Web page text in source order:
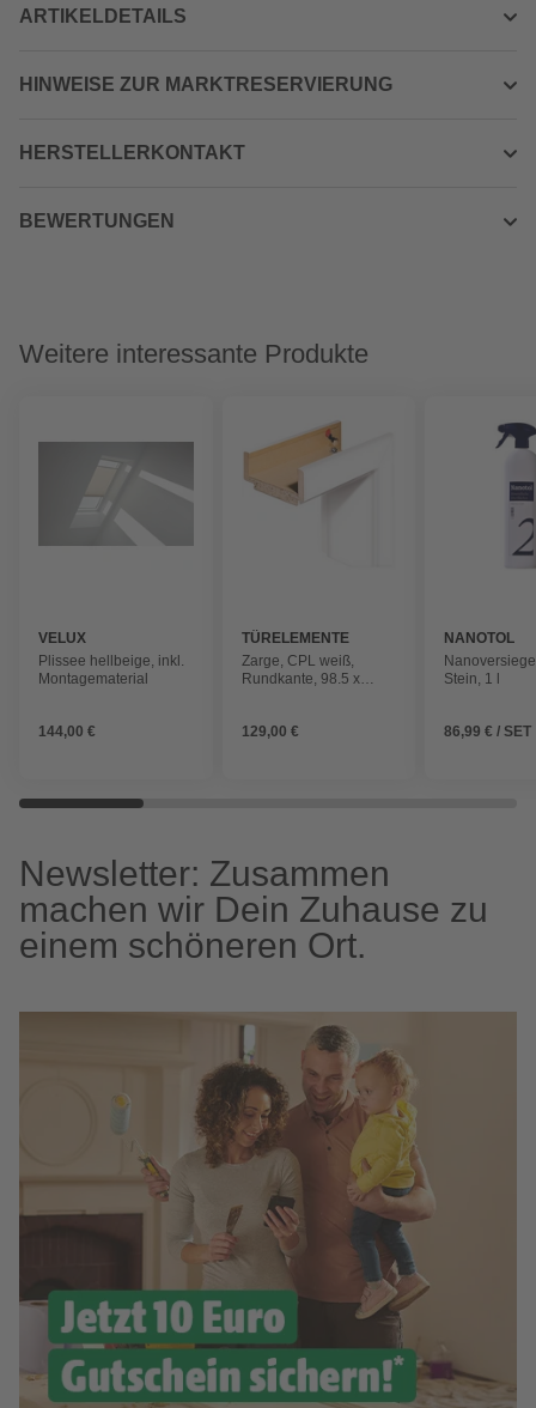
ARTIKELDETAILS
HINWEISE ZUR MARKTRESERVIERUNG
HERSTELLERKONTAKT
BEWERTUNGEN
Weitere interessante Produkte
VELUX
Plissee hellbeige, inkl.
Montagematerial
144,00 €
TÜRELEMENTE
BORNE
Zarge, CPL weiß,
Rundkante, 98.5 x
129,00 €
NANOTOL
Stein, 1 l
86,99 € / SET
Newsletter: Zusammen
machen wir Dein Zuhause zu
einem schöneren Ort.